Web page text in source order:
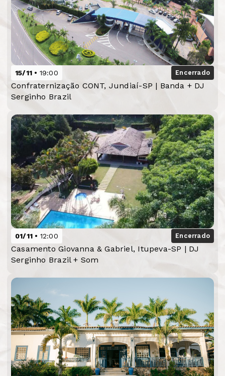
15/11 19:00 Encerrado
Confraternização CONT, Jundiaí-SP | Banda + DJ
Serginho Brazil
01/11 12:00 Encerrado
Casamento Giovanna & Gabriel, Itupeva-SP | DJ
Serginho Brazil + Som